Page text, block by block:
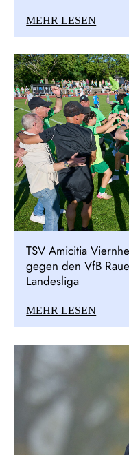
MEHR LESEN
TSV Amicitia
gegen den VfB
Landesliga
MEHR LESEN